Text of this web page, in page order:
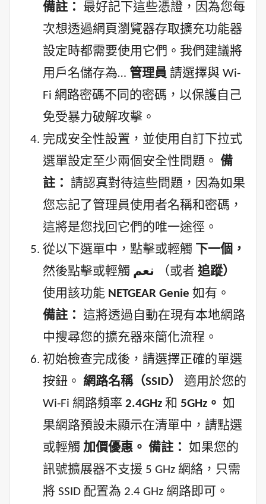
備註：
最好記下這些憑證，因為您每
次想透過網頁瀏覽器存取擴充功能器
設定時都需要使用它們。我們建議將
用戶名儲存為… 管理員 請選擇與 Wi-
Fi 網路密碼不同的密碼，以保護自己
免受暴力破解攻擊。
完成安全性設置，並使用自訂下拉式
選單設定至少兩個安全性問題。 備
註：
請認真對待這些問題，因為如果
您忘記了管理員使用者名稱和密碼，
這將是您找回它們的唯一途徑。
從以下選單中，點擊或輕觸
下一個，
然後點擊或輕觸 نعم （或者 追蹤）
使用該功能 NETGEAR Genie 如有。
備註：
這將透過自動在現有本地網路
中搜尋您的擴充器來簡化流程。
初始檢查完成後，請選擇正確的單選
按鈕。 網路名稱（SSID）
適用於您的
Wi-Fi 網路頻率 2.4GHz 和 5GHz。 如
果網路預設未顯示在清單中，請點選
或輕觸 加價優惠。 備註：
如果您的
訊號擴展器不支援 5 GHz 網絡，只需
將 SSID 配置為 2.4 GHz 網路即可。